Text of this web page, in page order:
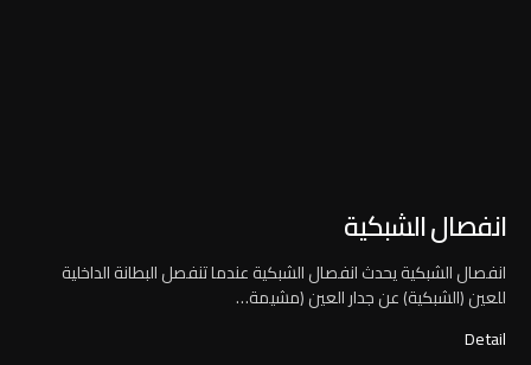
انفصال الشبكية
انفصال الشبكية يحدث انفصال الشبكية عندما تنفصل البطانة الداخلية
للعين (الشبكية) عن جدار العين (مشيمة…
Detail